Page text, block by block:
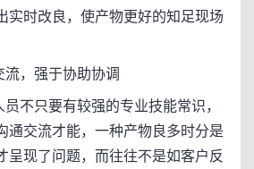
实时改良，使产物更好的知足现场
，强于协助协调
不只要有较强的专业技能常识，
通交流才能，一种产物良多时分是
呈现了问题，而往往不是如客户反